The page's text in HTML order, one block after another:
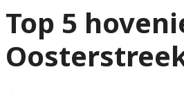
Top 5